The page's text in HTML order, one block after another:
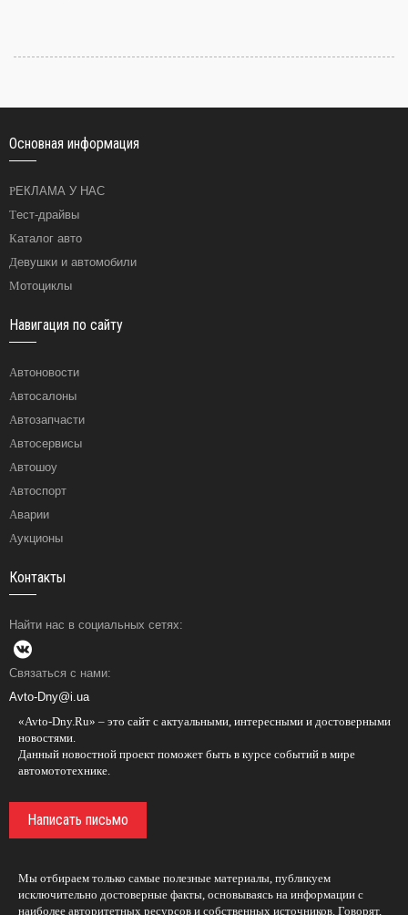
Основная информация
РЕКЛАМА У НАС
Тест-драйвы
Каталог авто
Девушки и автомобили
Мотоциклы
Навигация по сайту
Автоновости
Автосалоны
Автозапчасти
Автосервисы
Автошоу
Автоспорт
Аварии
Аукционы
Контакты
Найти нас в социальных сетях:
Связаться с нами:
Avto-Dny@i.ua
«Avto-Dny.Ru» – это сайт с актуальными, интересными и достоверными
новостями.
Данный новостной проект поможет быть в курсе событий в мире
автомототехнике.
Написать письмо
Мы отбираем только самые полезные материалы, публикуем
исключительно достоверные факты, основываясь на информации с
наиболее авторитетных ресурсов и собственных источников. Говорят,